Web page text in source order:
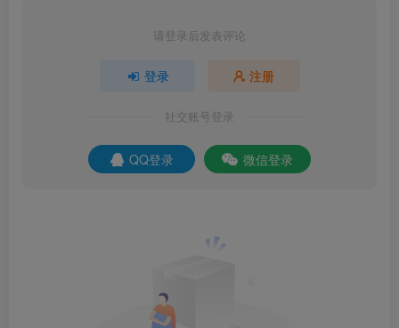
请登录后发表评论
登录 注册
社交账号登录
QQ登录 微信登录